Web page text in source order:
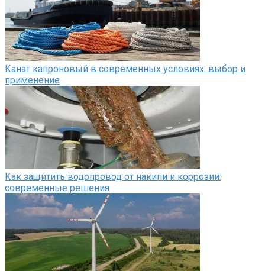
Канат капроновый в современных условиях: выбор и
применение
Как защитить водопровод от накипи и коррозии:
современные решения